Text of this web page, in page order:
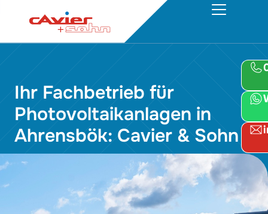
Ihr Fachbetrieb für
Photovoltaikanlagen in
Ahrensbök: Cavier & Sohn